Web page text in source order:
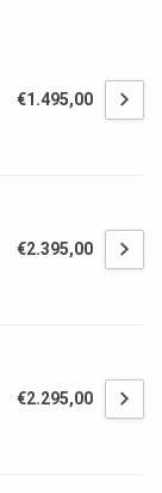
€1.495,00
€2.395,00
€2.295,00